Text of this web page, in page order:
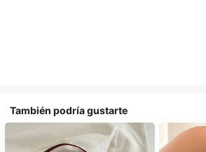
También podría gustarte